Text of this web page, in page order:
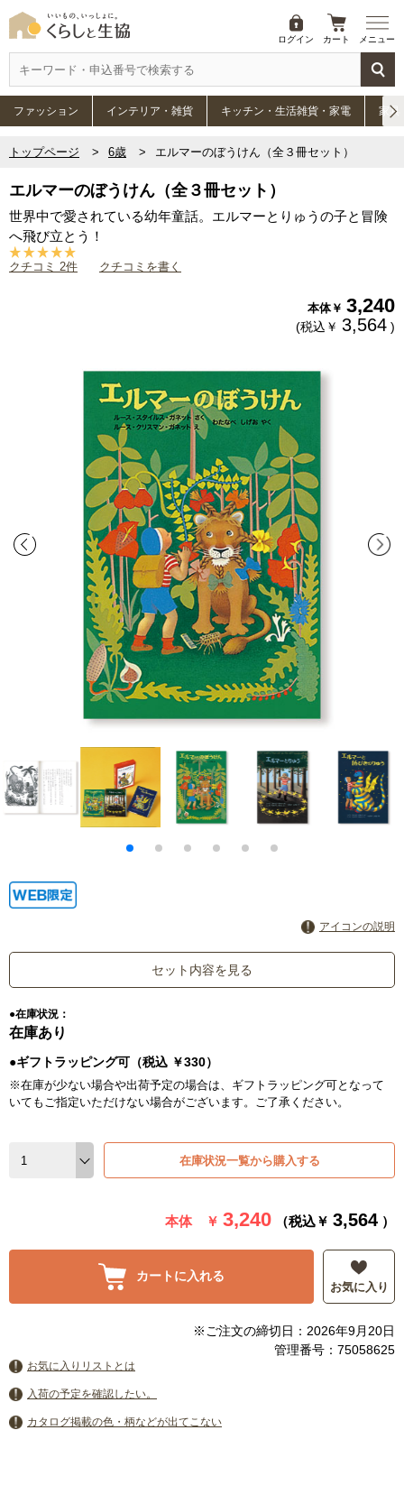
ログイン カート メニュー
ファッション インテリア・雑貨 キッチン・生活雑貨・家電 家具
トップページ 6歳 エルマーのぼうけん（全３冊セット）
エルマーのぼうけん（全３冊セット）
世界中で愛されている幼年童話。エルマーとりゅうの子と冒険
へ飛び立とう！
クチコミ 2件 クチコミを書く
本体￥ 3,240
(税込￥ 3,564 )
アイコンの説明
セット内容を見る
●在庫状況：
在庫あり
●ギフトラッピング可（税込 ￥330）
※在庫が少ない場合や出荷予定の場合は、ギフトラッピング可となって
いてもご指定いただけない場合がございます。ご了承ください。
在庫状況一覧から購入する
本体 ￥ 3,240 （税込￥ 3,564 ）
カートに入れる
お気に入り
※ご注文の締切日：2026年9月20日
管理番号：75058625
お気に入りリストとは
入荷の予定を確認したい。
カタログ掲載の色・柄などが出てこない